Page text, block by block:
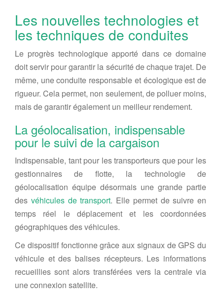
Les nouvelles technologies et
les techniques de conduites
Le progrès technologique apporté dans ce domaine
doit servir pour garantir la sécurité de chaque trajet. De
même, une conduite responsable et écologique est de
rigueur. Cela permet, non seulement, de polluer moins,
mais de garantir également un meilleur rendement.
La géolocalisation, indispensable
pour le suivi de la cargaison
Indispensable, tant pour les transporteurs que pour les
gestionnaires de flotte, la technologie de
géolocalisation équipe désormais une grande partie
des véhicules de transport. Elle permet de suivre en
temps réel le déplacement et les coordonnées
géographiques des véhicules.
Ce dispositif fonctionne grâce aux signaux de GPS du
véhicule et des balises récepteurs. Les informations
recueillies sont alors transférées vers la centrale via
une connexion satellite.